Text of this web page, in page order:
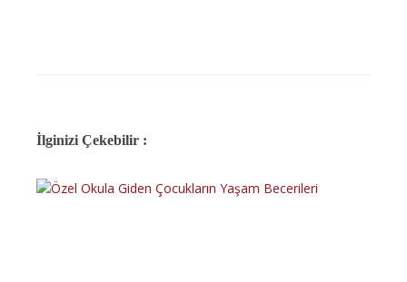
İlginizi Çekebilir :